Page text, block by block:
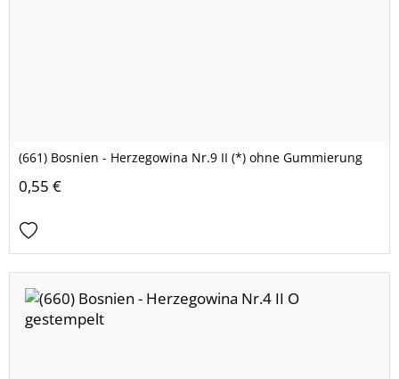
(661) Bosnien - Herzegowina Nr.9 II (*) ohne Gummierung
0,55 €